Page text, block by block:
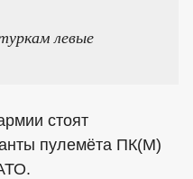
левые
стоят
пулемёта ПК(М)